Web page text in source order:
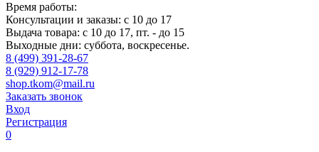
Время работы:
Консультации и заказы: с 10 до 17
Выдача товара: с 10 до 17, пт. - до 15
Выходные дни: суббота, воскресенье.
8 (499) 391-28-67
8 (929) 912-17-78
shop.tkom@mail.ru
Заказать звонок
Вход
Регистрация
0